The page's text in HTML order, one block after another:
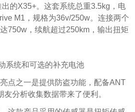
的X35+。这套系统总重3.5kg，电
M1，规格为36v/250w。连接两个
750w，续航超过250km，输出扭矩
系统和可选的补充电池
点之一是提供防盗功能，配备ANT
分析收集数据带来了便利。